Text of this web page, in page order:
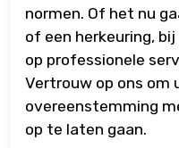
normen. Of het nu
of een herkeuring,
op professionele
Vertrouw op ons om
overeenstemming
op te laten gaan.